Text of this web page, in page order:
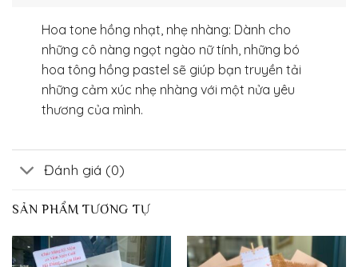
Hoa tone hồng nhạt, nhẹ nhàng: Dành cho
những cô nàng ngọt ngào nữ tính, những bó
hoa tông hồng pastel sẽ giúp bạn truyền tải
những cảm xúc nhẹ nhàng với một nửa yêu
thương của mình.
Đánh giá (0)
SẢN PHẨM TƯƠNG TỰ